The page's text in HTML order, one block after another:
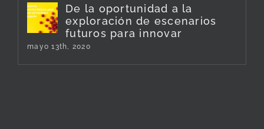
De la oportunidad a la
exploración de escenarios
futuros para innovar
mayo 13th, 2020